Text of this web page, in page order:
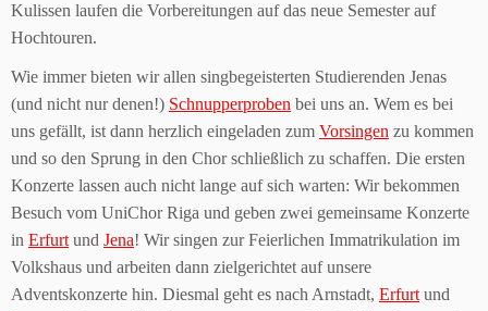
Kulissen laufen die Vorbereitungen auf das neue Semester auf
Hochtouren.
Wie immer bieten wir allen singbegeisterten Studierenden Jenas
(und nicht nur denen!) Schnupperproben bei uns an. Wem es bei
uns gefällt, ist dann herzlich eingeladen zum Vorsingen zu kommen
und so den Sprung in den Chor schließlich zu schaffen. Die ersten
Konzerte lassen auch nicht lange auf sich warten: Wir bekommen
Besuch vom UniChor Riga und geben zwei gemeinsame Konzerte
in Erfurt und Jena! Wir singen zur Feierlichen Immatrikulation im
Volkshaus und arbeiten dann zielgerichtet auf unsere
Adventskonzerte hin. Diesmal geht es nach Arnstadt, Erfurt und